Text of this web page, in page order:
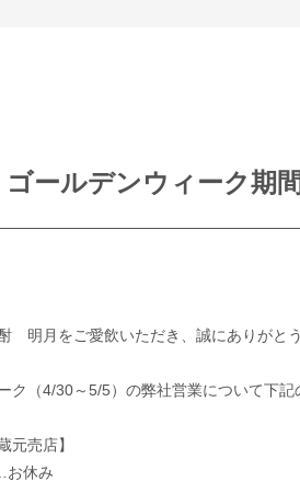
ゴールデンウィーク期
明月をご愛飲いただき、誠にありがとう
ク（4/30～5/5）の弊社営業について下記
元売店】
お休み